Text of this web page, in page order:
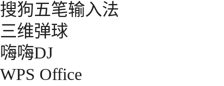
搜狗五笔输入法
三维弹球
嗨嗨DJ
WPS Office